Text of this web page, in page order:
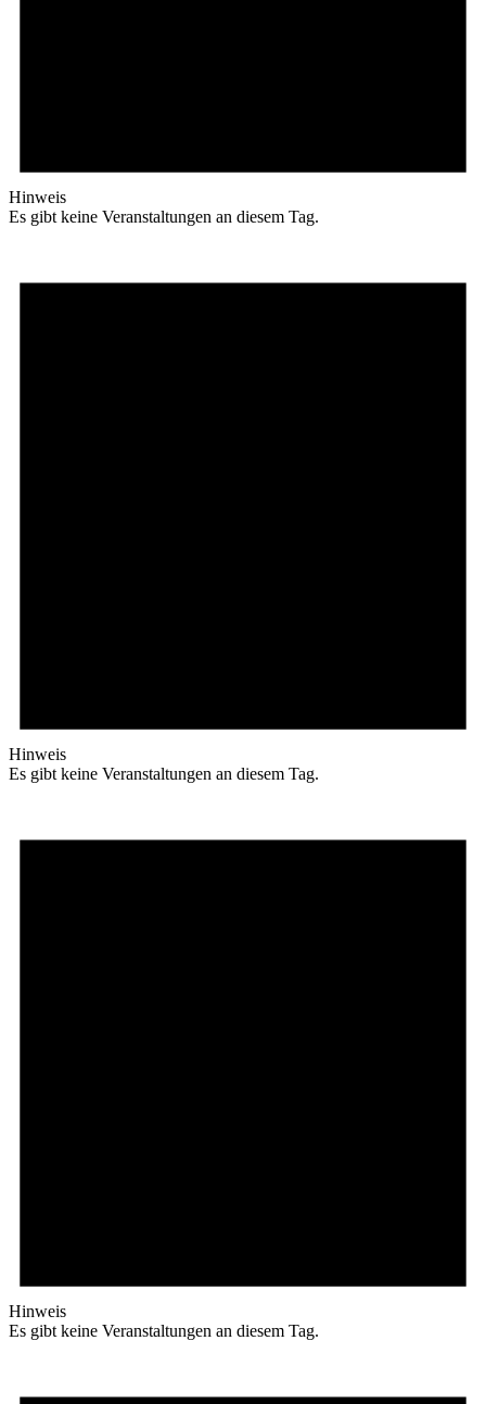
Hinweis
Es gibt keine Veranstaltungen an diesem Tag.
Hinweis
Es gibt keine Veranstaltungen an diesem Tag.
Hinweis
Es gibt keine Veranstaltungen an diesem Tag.